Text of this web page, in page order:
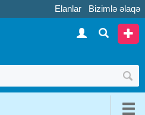
Elanlar Bizimlə əlaqə